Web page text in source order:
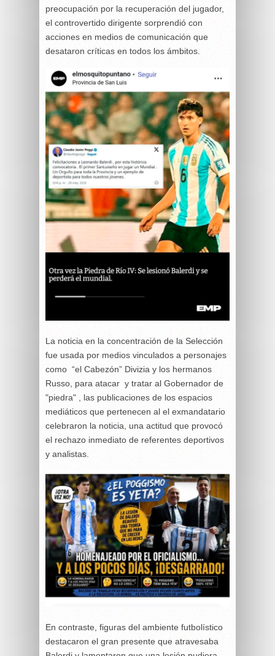
preocupación por la recuperación del jugador,
el controvertido dirigente sorprendió con
acciones en medios de comunicación que
desataron críticas en todos los ámbitos.
La noticia en la concentración de la Selección
fue usada por medios vinculados a personajes
como “el Cabezón” Divizia y los hermanos
Russo, para atacar y tratar al Gobernador de
"piedra" , las publicaciones de los espacios
mediáticos que pertenecen al el exmandatario
celebraron la noticia, una actitud que provocó
el rechazo inmediato de referentes deportivos
y analistas.
En contraste, figuras del ambiente futbolístico
destacaron el gran presente que atravesaba